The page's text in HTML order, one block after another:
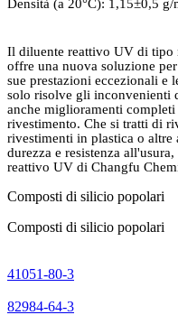
Densità (a 20°C): 1,15±0,5 g/
Il diluente reattivo UV di tipo
offre una nuova soluzione
sue prestazioni eccezionali e
solo risolve gli inconvenienti
anche miglioramenti
rivestimento. Che si tratti di
rivestimenti in plastica o
durezza e resistenza
reattivo UV di Changfu
Composti di silicio popolari
Composti di silicio popolari
41051-80-3
82984-64-3